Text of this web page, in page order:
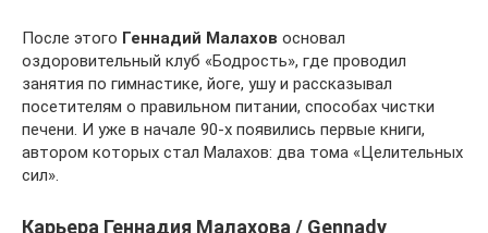
После этого Геннадий Малахов основал
оздоровительный клуб «Бодрость», где проводил
занятия по гимнастике, йоге, ушу и рассказывал
посетителям о правильном питании, способах чистки
печени. И уже в начале 90-х появились первые книги,
автором которых стал Малахов: два тома «Целительных
сил».
Карьера Геннадия Малахова / Gennady